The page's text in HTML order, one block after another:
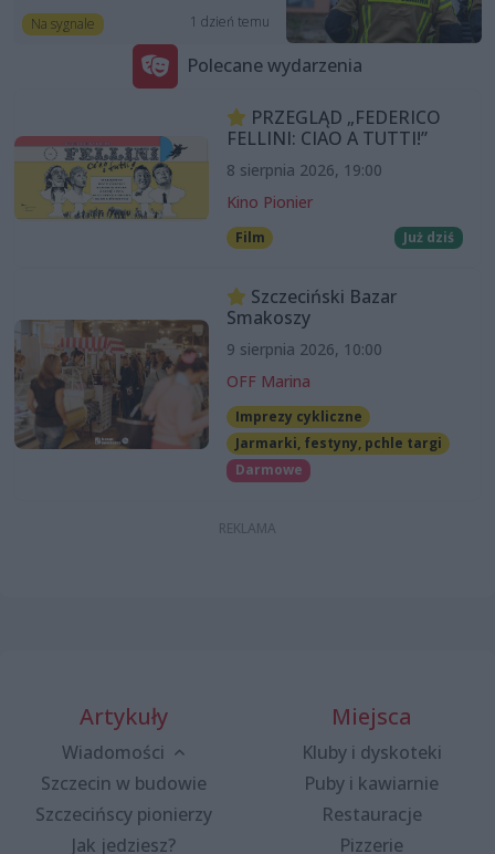
Na sygnale 1 dzień temu
Polecane wydarzenia
PRZEGLĄD „FEDERICO
FELLINI: CIAO A TUTTI!”
8 sierpnia 2026, 19:00
Kino Pionier
Film Już dziś
Szczeciński Bazar
Smakoszy
9 sierpnia 2026, 10:00
OFF Marina
Imprezy cykliczne
Jarmarki, festyny, pchle targi
Darmowe
Artykuły
Wiadomości
Szczecin w budowie
Szczecińscy pionierzy
Jak jedziesz?
Miejsca
Kluby i dyskoteki
Puby i kawiarnie
Restauracje
Pizzerie